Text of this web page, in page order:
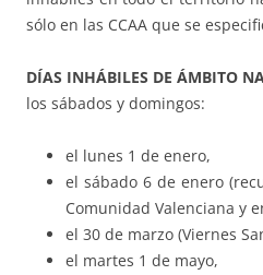
sólo en las CCAA que se
DÍAS INHÁBILES DE ÁMBITO
los sábados y domingos:
el lunes 1 de enero,
el sábado 6 de enero
Comunidad Valenciana y
el 30 de marzo (Viernes
el martes 1 de mayo,